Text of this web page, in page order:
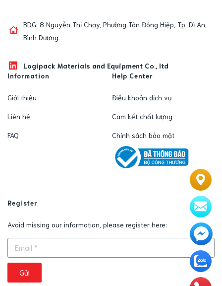
BDG: 8 Nguyễn Thị Chạy, Phường Tân Đông Hiệp, Tp. Dĩ An,
Bình Dương
Logipack Materials and Equipment Co., ltd
Information
Giới thiệu
Liên hệ
FAQ
Help Center
Điều khoản dịch vụ
Cam kết chất lượng
Chính sách bảo mật
Register
Avoid missing our information, please register here:
Gửi